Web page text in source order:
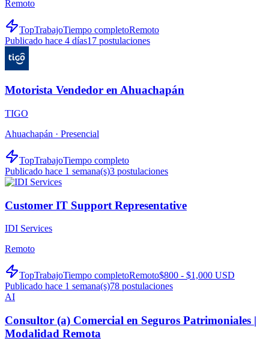
Remoto
TopTrabajoTiempo completoRemoto
Publicado hace 4 días17 postulaciones
Motorista Vendedor en Ahuachapán
TIGO
Ahuachapán · Presencial
TopTrabajoTiempo completo
Publicado hace 1 semana(s)3 postulaciones
Customer IT Support Representative
IDI Services
Remoto
TopTrabajoTiempo completoRemoto$800 - $1,000 USD
Publicado hace 1 semana(s)78 postulaciones
AI
Consultor (a) Comercial en Seguros Patrimoniales |
Modalidad Remota